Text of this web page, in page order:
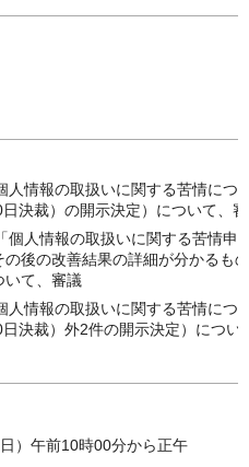
人情報の取扱いに関する苦情につ
日決裁）の開示決定）について、
個人情報の取扱いに関する苦情申
後の改善結果の詳細が分かるも
いて、審議
人情報の取扱いに関する苦情につ
日決裁）外2件の開示決定）につい
）午前10時00分から正午